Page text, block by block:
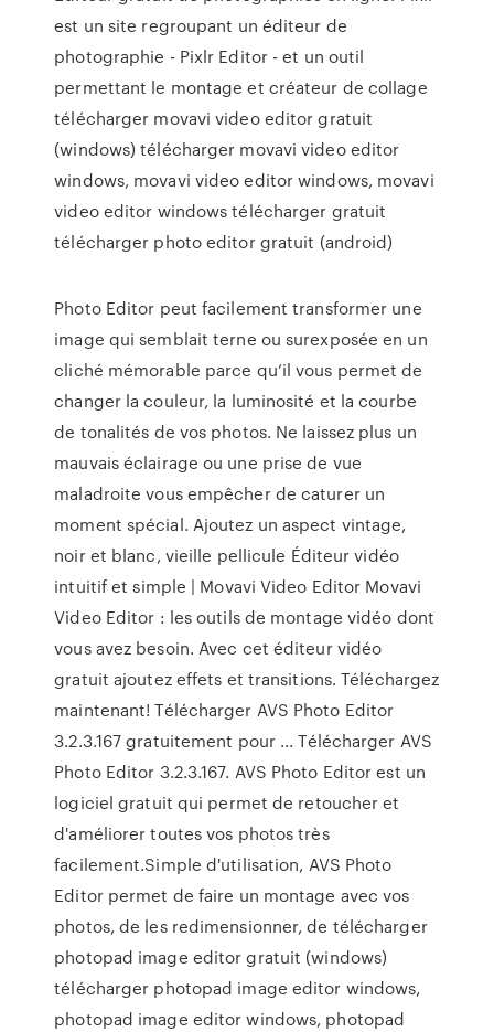
est un site regroupant un éditeur de
photographie - Pixlr Editor - et un outil
permettant le montage et créateur de collage
télécharger movavi video editor gratuit
(windows) télécharger movavi video editor
windows, movavi video editor windows, movavi
video editor windows télécharger gratuit
télécharger photo editor gratuit (android)
Photo Editor peut facilement transformer une
image qui semblait terne ou surexposée en un
cliché mémorable parce qu’il vous permet de
changer la couleur, la luminosité et la courbe
de tonalités de vos photos. Ne laissez plus un
mauvais éclairage ou une prise de vue
maladroite vous empêcher de caturer un
moment spécial. Ajoutez un aspect vintage,
noir et blanc, vieille pellicule Éditeur vidéo
intuitif et simple | Movavi Video Editor Movavi
Video Editor : les outils de montage vidéo dont
vous avez besoin. Avec cet éditeur vidéo
gratuit ajoutez effets et transitions. Téléchargez
maintenant! Télécharger AVS Photo Editor
3.2.3.167 gratuitement pour ... Télécharger AVS
Photo Editor 3.2.3.167. AVS Photo Editor est un
logiciel gratuit qui permet de retoucher et
d'améliorer toutes vos photos très
facilement.Simple d'utilisation, AVS Photo
Editor permet de faire un montage avec vos
photos, de les redimensionner, de télécharger
photopad image editor gratuit (windows)
télécharger photopad image editor windows,
photopad image editor windows, photopad